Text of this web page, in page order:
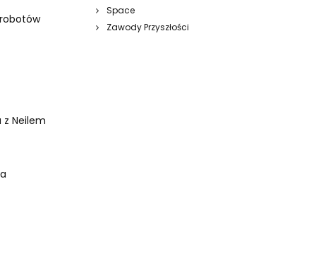
Neilem
Space
Zawody Przyszłości